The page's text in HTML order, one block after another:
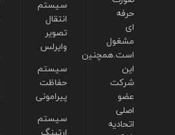
سیستم
انتقال
تصویر
وایرلس
سیستم
حفاظت
پیرامونی
سیستم
حرفه
ای
مشغول
است.همچنین
این
شرکت
عضو
اصلی
اتحادیه